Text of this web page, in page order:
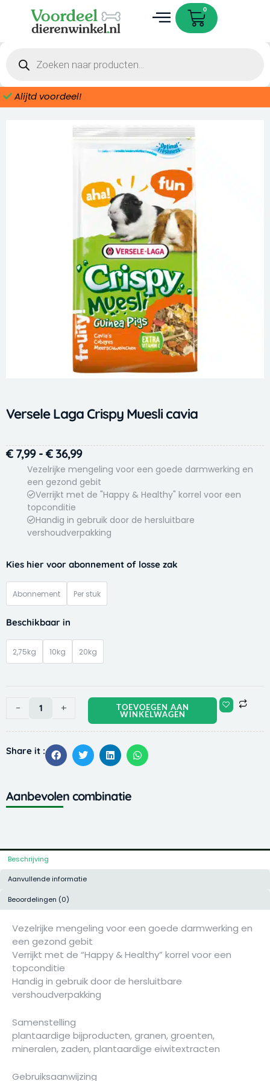
inhoud
0
Cart
zoeken
Alijtd voordeel!
Versele Laga Crispy Muesli cavia
€7,99 - €36,99Prijsklasse:
€ 7,99
tot
€ 36,99
Vezelrijke mengeling voor een goede darmwerking en
een gezond gebit
Verrijkt met de "Happy & Healthy" korrel voor een
topconditie
Handig in gebruik door de hersluitbare
vershoudverpakking
Kies hier voor abonnement of losse zak
Abonnement Per stuk
Beschikbaar in
2,75kg 10kg 20kg
-
Laga
Crispy
Muesli
aantal
+ TOEVOEGEN AAN
WINKELWAGEN
Share it :
Aanbevolen combinatie
Beschrijving
Aanvullende informatie
Beoordelingen (0)
Vezelrijke mengeling voor een goede darmwerking en
een gezond gebit
Verrijkt met de “Happy & Healthy” korrel voor een
topconditie
Handig in gebruik door de hersluitbare
vershoudverpakking
Samenstelling
plantaardige bijproducten, granen, groenten,
mineralen, zaden, plantaardige eiwitextracten
Gebruiksaanwijzing